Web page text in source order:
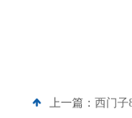
上一篇： 西门子